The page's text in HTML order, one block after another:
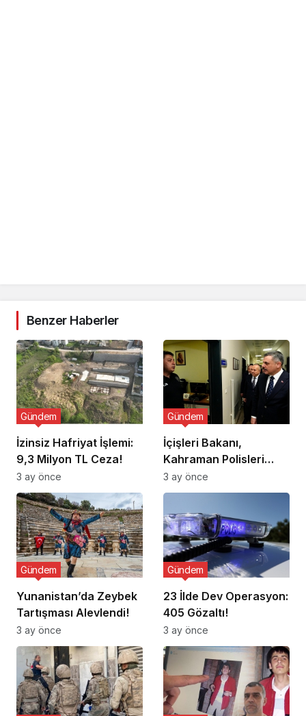
Benzer Haberler
İzinsiz Hafriyat İşlemi:
9,3 Milyon TL Ceza!
Gündem
3 ay önce
İçişleri Bakanı,
Kahraman Polisleri
Ziyaret Etti
Gündem
3 ay önce
Yunanistan’da Zeybek
Tartışması Alevlendi!
Gündem
3 ay önce
23 İlde Dev Operasyon:
405 Gözaltı!
Gündem
3 ay önce